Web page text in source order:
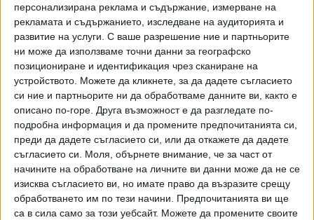
персонализирана реклама и съдържание, измерване на
рекламата и съдържанието, изследване на аудиторията и
развитие на услуги. С ваше разрешение ние и партньорите
ни може да използваме точни данни за географско
позициониране и идентификация чрез сканиране на
устройството. Можете да кликнете, за да дадете съгласието
си ние и партньорите ни да обработваме данните ви, както е
описано по-горе. Друга възможност е да разгледате по-
подробна информация и да промените предпочитанията си,
преди да дадете съгласието си, или да откажете да дадете
съгласието си.
Моля, обърнете внимание, че за част от
начините на обработване на личните ви данни може да не се
изисква съгласието ви, но имате право да възразите срещу
обработването им по тези начини. Предпочитанията ви ще
са в сила само за този уебсайт. Можете да промените своите
Хавайската Богородица заплака с фентанилови сълзи
Видео Разгледай всички